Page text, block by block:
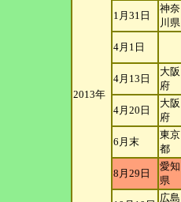
2013年
1月31日
神奈
川 県
4月1日
4月13日
大阪
府
4月20日
大阪
府
6月末
東京
都
8月29日
愛知
県
広島